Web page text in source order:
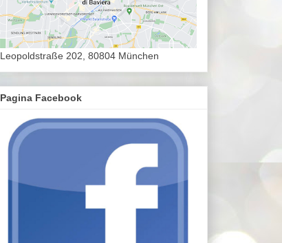
Leopoldstraße 202, 80804 München
Pagina Facebook